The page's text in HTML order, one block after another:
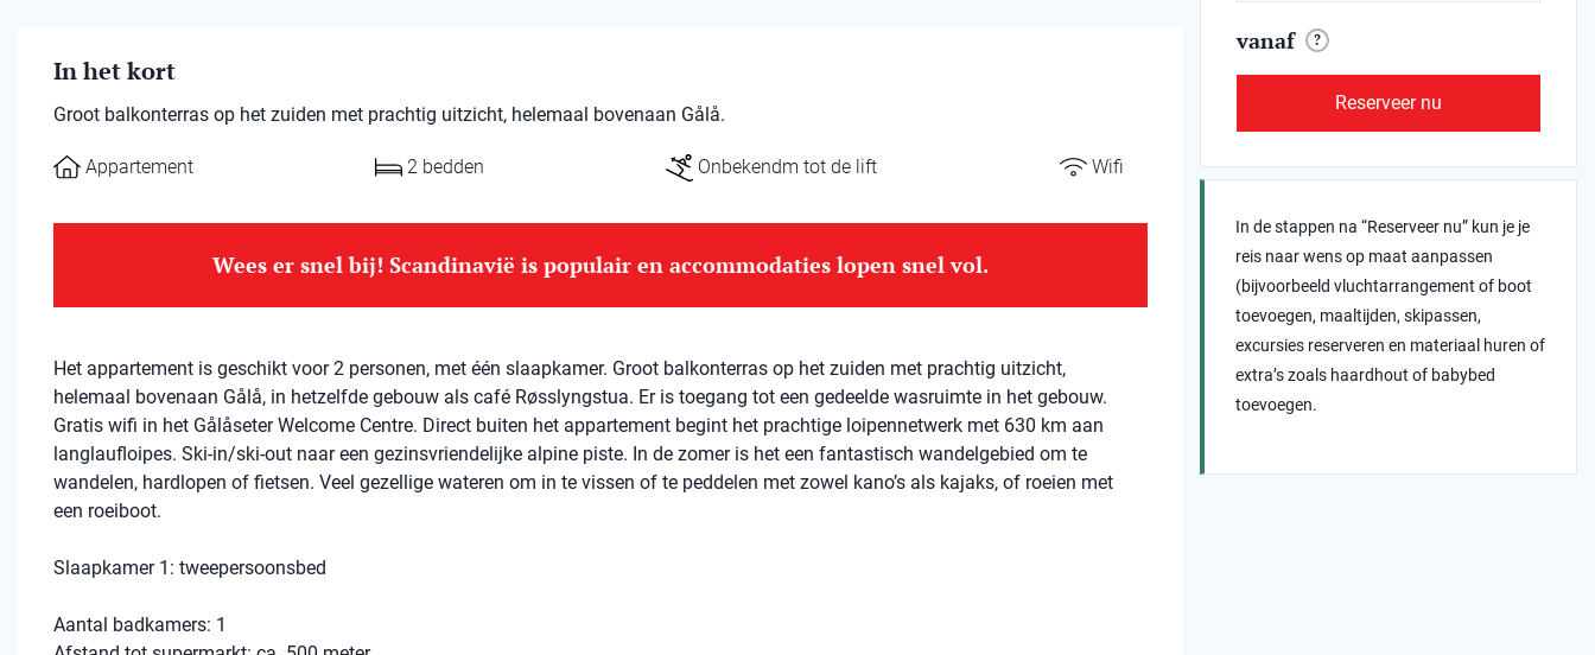
In het kort
Groot balkonterras op het zuiden met prachtig uitzicht, helemaal bovenaan Gålå.
Appartement 2 bedden Onbekendm tot de lift Wifi
Wees er snel bij! Scandinavië is populair en accommodaties lopen snel vol.
Het appartement is geschikt voor 2 personen, met één slaapkamer. Groot balkonterras op het zuiden met prachtig uitzicht,
helemaal bovenaan Gålå, in hetzelfde gebouw als café Røsslyngstua. Er is toegang tot een gedeelde wasruimte in het gebouw.
Gratis wifi in het Gålåseter Welcome Centre. Direct buiten het appartement begint het prachtige loipennetwerk met 630 km aan
langlaufloipes. Ski-in/ski-out naar een gezinsvriendelijke alpine piste. In de zomer is het een fantastisch wandelgebied om te
wandelen, hardlopen of fietsen. Veel gezellige wateren om in te vissen of te peddelen met zowel kano’s als kajaks, of roeien met
een roeiboot.
Slaapkamer 1: tweepersoonsbed
Aantal badkamers: 1
vanaf ?
Reserveer nu
In de stappen na “Reserveer nu” kun je je
reis naar wens op maat aanpassen
(bijvoorbeeld vluchtarrangement of boot
toevoegen, maaltijden, skipassen,
excursies reserveren en materiaal huren of
extra’s zoals haardhout of babybed
toevoegen.